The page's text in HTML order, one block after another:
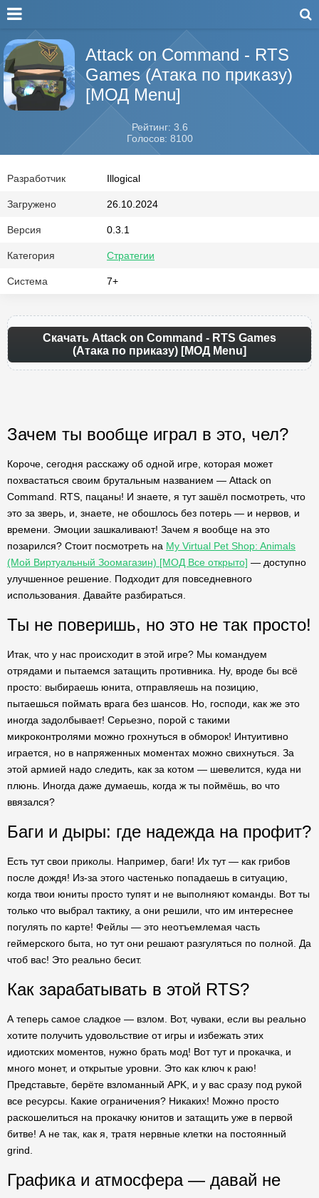
Attack on Command - RTS
Games (Атака по приказу)
[МОД Menu]
Рейтинг: 3.6
Голосов: 8100
Разработчик Illogical
Загружено 26.10.2024
Версия 0.3.1
Категория Стратегии
Система 7+
Скачать Attack on Command - RTS Games
(Атака по приказу) [МОД Menu]
Зачем ты вообще играл в это, чел?
Короче, сегодня расскажу об одной игре, которая может
похвастаться своим брутальным названием — Attack on
Command. RTS, пацаны! И знаете, я тут зашёл посмотреть, что
это за зверь, и, знаете, не обошлось без потерь — и нервов, и
времени. Эмоции зашкаливают! Зачем я вообще на это
позарился? Стоит посмотреть на My Virtual Pet Shop: Animals
(Мой Виртуальный Зоомагазин) [МОД Все открыто] — доступно
улучшенное решение. Подходит для повседневного
использования. Давайте разбираться.
Ты не поверишь, но это не так просто!
Итак, что у нас происходит в этой игре? Мы командуем
отрядами и пытаемся затащить противника. Ну, вроде бы всё
просто: выбираешь юнита, отправляешь на позицию,
пытаешься поймать врага без шансов. Но, господи, как же это
иногда задолбывает! Серьезно, порой с такими
микроконтролями можно грохнуться в обморок! Интуитивно
играется, но в напряженных моментах можно свихнуться. За
этой армией надо следить, как за котом — шевелится, куда ни
плюнь. Иногда даже думаешь, когда ж ты поймёшь, во что
ввязался?
Баги и дыры: где надежда на профит?
Есть тут свои приколы. Например, баги! Их тут — как грибов
после дождя! Из-за этого частенько попадаешь в ситуацию,
когда твои юниты просто тупят и не выполняют команды. Вот ты
только что выбрал тактику, а они решили, что им интереснее
погулять по карте! Фейлы — это неотъемлемая часть
геймерского быта, но тут они решают разгуляться по полной. Да
чтоб вас! Это реально бесит.
Как зарабатывать в этой RTS?
А теперь самое сладкое — взлом. Вот, чуваки, если вы реально
хотите получить удовольствие от игры и избежать этих
идиотских моментов, нужно брать мод! Вот тут и прокачка, и
много монет, и открытые уровни. Это как ключ к раю!
Представьте, берёте взломанный APK, и у вас сразу под рукой
все ресурсы. Какие ограничения? Никаких! Можно просто
раскошелиться на прокачку юнитов и затащить уже в первой
битве! А не так, как я, тратя нервные клетки на постоянный
grind.
Графика и атмосфера — давай не